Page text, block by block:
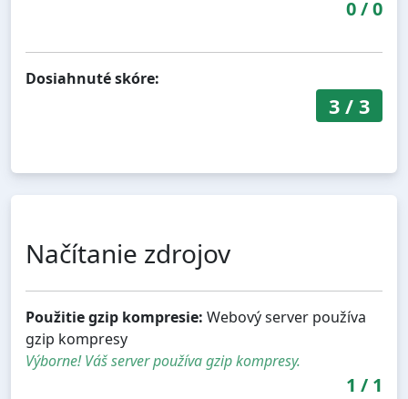
0/0
Dosiahnuté skóre:
3/ 3
Načítanie zdrojov
Použitie gzip kompresie: Webový server používa
gzip kompresy
Výborne! Váš server používa gzip kompresy.
1 / 1